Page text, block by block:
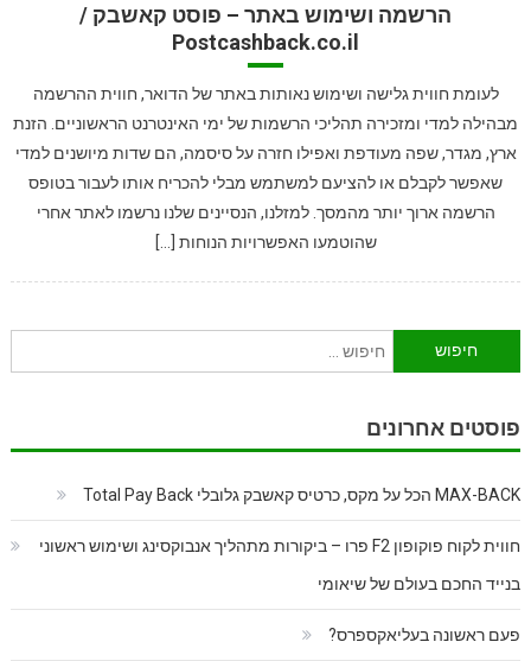
הרשמה ושימוש באתר – פוסט קאשבק /
Postcashback.co.il
לעומת חווית גלישה ושימוש נאותות באתר של הדואר, חווית ההרשמה
מבהילה למדי ומזכירה תהליכי הרשמות של ימי האינטרנט הראשוניים. הזנת
ארץ, מגדר, שפה מעודפת ואפילו חזרה על סיסמה, הם שדות מיושנים למדי
שאפשר לקבלם או להציעם למשתמש מבלי להכריח אותו לעבור בטופס
הרשמה ארוך יותר מהמסך. למזלנו, הנסיינים שלנו נרשמו לאתר אחרי
שהוטמעו האפשרויות הנוחות […]
חיפוש:
פוסטים אחרונים
MAX-BACK הכל על מקס, כרטיס קאשבק גלובלי Total Pay Back
חווית לקוח פוקופון F2 פרו – ביקורות מתהליך אנבוקסינג ושימוש ראשוני
בנייד החכם בעולם של שיאומי
פעם ראשונה בעליאקספרס?